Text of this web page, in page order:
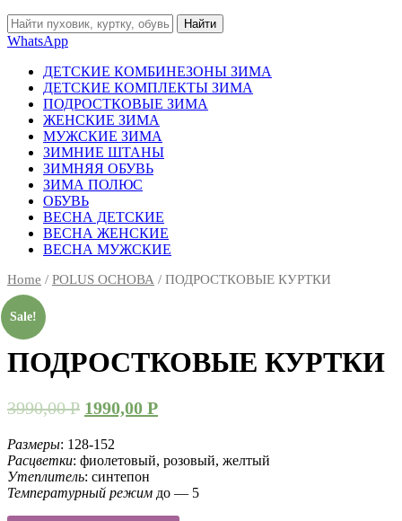
Найти
WhatsApp
ДЕТСКИЕ КОМБИНЕЗОНЫ ЗИМА
ДЕТСКИЕ КОМПЛЕКТЫ ЗИМА
ПОДРОСТКОВЫЕ ЗИМА
ЖЕНСКИЕ ЗИМА
МУЖСКИЕ ЗИМА
ЗИМНИЕ ШТАНЫ
ЗИМНЯЯ ОБУВЬ
ЗИМА ПОЛЮС
ОБУВЬ
ВЕСНА ДЕТСКИЕ
ВЕСНА ЖЕНСКИЕ
ВЕСНА МУЖСКИЕ
Home / POLUS ОСНОВА / ПОДРОСТКОВЫЕ КУРТКИ
Sale!
ПОДРОСТКОВЫЕ КУРТКИ
3990,00Р 1990,00 Р
Размеры: 128-152
Расцветки: фиолетовый, розовый, желтый
Утеплитель: синтепон
Температурный режим до — 5